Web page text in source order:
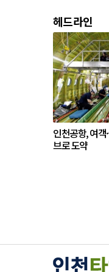
헤드라인
인천공항, 여객
브로 도약